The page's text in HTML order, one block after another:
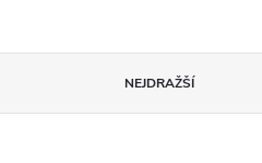
NEJDRAŽŠÍ